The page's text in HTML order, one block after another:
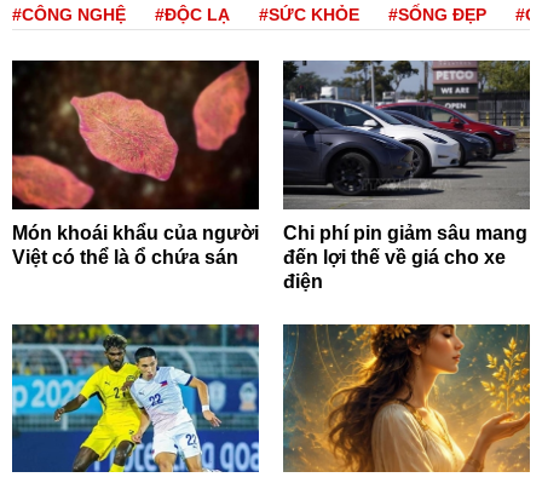
#CÔNG NGHỆ #ĐỘC LẠ #SỨC KHỎE #SỐNG ĐẸP
Món khoái khẩu của người
Việt có thể là ổ chứa sán
Chi phí pin giảm sâu mang
đến lợi thế về giá cho xe
điện